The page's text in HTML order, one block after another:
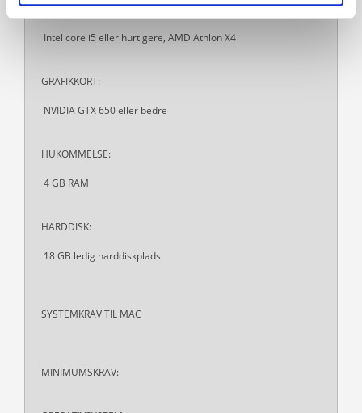
PROCESSOR:
Intel core i5 eller hurtigere, AMD Athlon X4
GRAFIKKORT:
NVIDIA GTX 650 eller bedre
HUKOMMELSE:
4 GB RAM
HARDDISK:
18 GB ledig harddiskplads
SYSTEMKRAV TIL MAC
MINIMUMSKRAV: